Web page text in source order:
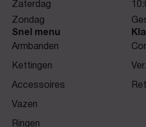
Zaterdag
Zondag
Snel menu
Armbanden
Kettingen
Accessoires
Vazen
Ringen